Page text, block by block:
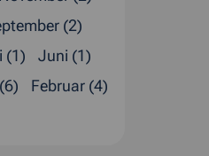
(2)
(1)
Juni (1)
Februar (4)